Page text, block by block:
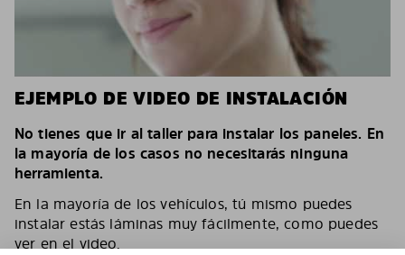
EJEMPLO DE VIDEO DE INSTALACIÓN
No tienes que ir al taller para instalar los paneles. En
la mayoría de los casos no necesitarás ninguna
herramienta.
En la mayoría de los vehículos, tú mismo puedes
instalar estás láminas muy fácilmente, como puedes
ver en el video.